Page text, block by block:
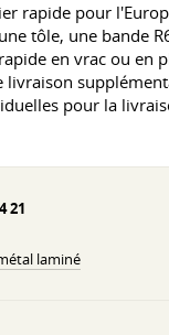
rapide pour
tôle, une bande
en vrac ou en
pour la
21
laminé